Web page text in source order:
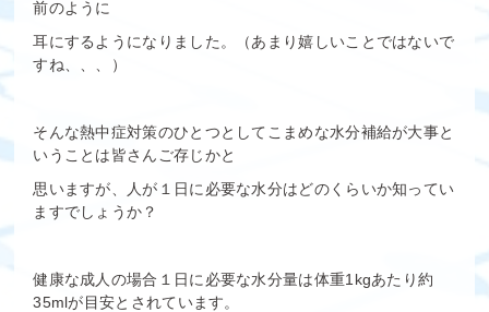
前のように
耳にするようになりました。（あまり嬉しいことではないで
すね、、、）
そんな熱中症対策のひとつとしてこまめな水分補給が大事と
いうことは皆さんご存じかと
思いますが、人が１日に必要な水分はどのくらいか知ってい
ますでしょうか？
健康な成人の場合１日に必要な水分量は体重1kgあたり約
35mlが目安とされています。